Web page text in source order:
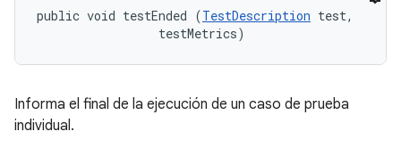
public void testEnded (TestDescription test,
testMetrics)
Informa el final de la ejecución de un caso de prueba
individual.